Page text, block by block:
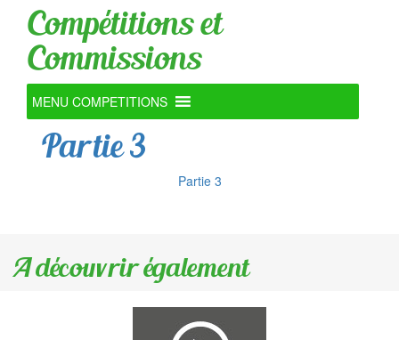
Compétitions et
Commissions
MENU COMPETITIONS
Partie 3
Partie 3
A découvrir également